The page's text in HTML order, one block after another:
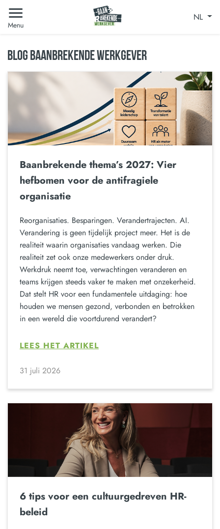
Menu
NL
BLOG BAANBREKENDE WERKGEVER
Baanbrekende thema’s 2027: Vier
hefbomen voor de antifragiele
organisatie
Reorganisaties. Besparingen. Verandertrajecten. AI.
Verandering is geen tijdelijk project meer. Het is de
realiteit waarin organisaties vandaag werken. Die
realiteit zet ook onze medewerkers onder druk.
Werkdruk neemt toe, verwachtingen veranderen en
teams krijgen steeds vaker te maken met onzekerheid.
Dat stelt HR voor een fundamentele uitdaging: hoe
houden we mensen gezond, verbonden en betrokken
in een wereld die voortdurend verandert?
LEES HET ARTIKEL
31 juli 2026
6 tips voor een cultuurgedreven HR-
beleid